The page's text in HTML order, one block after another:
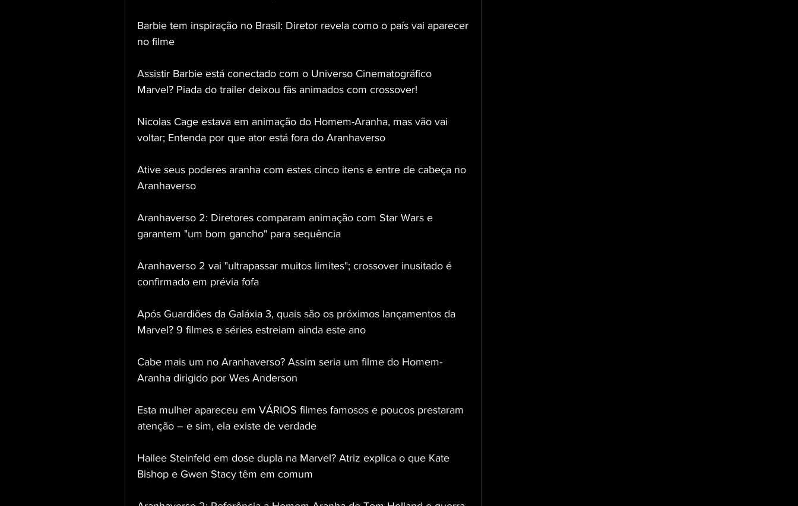
Barbie tem inspiração no Brasil: Diretor revela como o país vai aparecer
no filme
Assistir Barbie está conectado com o Universo Cinematográfico
Marvel? Piada do trailer deixou fãs animados com crossover!
Nicolas Cage estava em animação do Homem-Aranha, mas vão vai
voltar; Entenda por que ator está fora do Aranhaverso
Ative seus poderes aranha com estes cinco itens e entre de cabeça no
Aranhaverso
Aranhaverso 2: Diretores comparam animação com Star Wars e
garantem "um bom gancho" para sequência
Aranhaverso 2 vai "ultrapassar muitos limites"; crossover inusitado é
confirmado em prévia fofa
Após Guardiões da Galáxia 3, quais são os próximos lançamentos da
Marvel? 9 filmes e séries estreiam ainda este ano
Cabe mais um no Aranhaverso? Assim seria um filme do Homem-
Aranha dirigido por Wes Anderson
Esta mulher apareceu em VÁRIOS filmes famosos e poucos prestaram
atenção – e sim, ela existe de verdade
Hailee Steinfeld em dose dupla na Marvel? Atriz explica o que Kate
Bishop e Gwen Stacy têm em comum